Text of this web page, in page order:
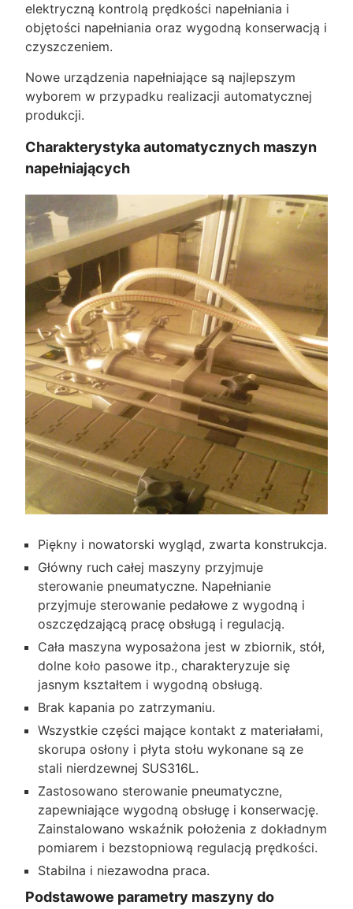
elektryczną kontrolą prędkości napełniania i
objętości napełniania oraz wygodną konserwacją i
czyszczeniem.
Nowe urządzenia napełniające są najlepszym
wyborem w przypadku realizacji automatycznej
produkcji.
Charakterystyka automatycznych maszyn
napełniających
Piękny i nowatorski wygląd, zwarta konstrukcja.
Główny ruch całej maszyny przyjmuje
sterowanie pneumatyczne. Napełnianie
przyjmuje sterowanie pedałowe z wygodną i
oszczędzającą pracę obsługą i regulacją.
Cała maszyna wyposażona jest w zbiornik, stół,
dolne koło pasowe itp., charakteryzuje się
jasnym kształtem i wygodną obsługą.
Brak kapania po zatrzymaniu.
Wszystkie części mające kontakt z materiałami,
skorupa osłony i płyta stołu wykonane są ze
stali nierdzewnej SUS316L.
Zastosowano sterowanie pneumatyczne,
zapewniające wygodną obsługę i konserwację.
Zainstalowano wskaźnik położenia z dokładnym
pomiarem i bezstopniową regulacją prędkości.
Stabilna i niezawodna praca.
Podstawowe parametry maszyny do